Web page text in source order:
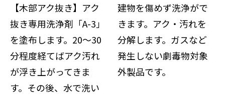
【木部アク抜き】アク
抜き専用洗浄剤「A-3」
を塗布します。20～30
分程度経てばアク汚れ
が浮き上がってきま
す。その後、水で洗い
建物を傷めず洗浄がで
きます。アク・汚れを
分解します。ガスなど
発生しない劇毒物対象
外製品です。